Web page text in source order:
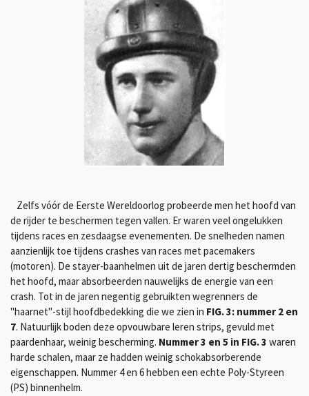
Zelfs vóór de Eerste Wereldoorlog probeerde men het hoofd van
de rijder te beschermen tegen vallen. Er waren veel ongelukken
tijdens races en zesdaagse evenementen. De snelheden namen
aanzienlijk toe tijdens crashes van races met pacemakers
(motoren). De stayer-baanhelmen uit de jaren dertig beschermden
het hoofd, maar absorbeerden nauwelijks de energie van een
crash. Tot in de jaren negentig gebruikten wegrenners de
"haarnet"-stijl hoofdbedekking die we zien in FIG. 3: nummer 2 en
7. Natuurlijk boden deze opvouwbare leren strips, gevuld met
paardenhaar, weinig bescherming. Nummer 3 en 5 in FIG. 3 waren
harde schalen, maar ze hadden weinig schokabsorberende
eigenschappen. Nummer 4 en 6 hebben een echte Poly-Styreen
(PS) binnenhelm.